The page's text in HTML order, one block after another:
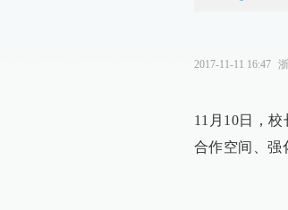
2017-11-11 16:47
11月10日，
合作空间、强